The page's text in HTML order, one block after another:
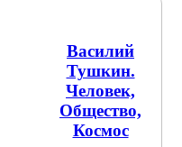
Василий
Тушкин.
Человек,
Общество,
Космос